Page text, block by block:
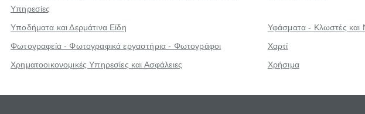
Υπηρεσίες
Υποδήματα και Δερμάτινα Είδη Υφάσματα - Κλωστές και
Φωτογραφεία - Φωτογραφικά εργαστήρια - Φωτογράφοι
Χαρτί
Χρηματοοικονομικές Υπηρεσίες και Ασφάλειες
Χρήσιμα